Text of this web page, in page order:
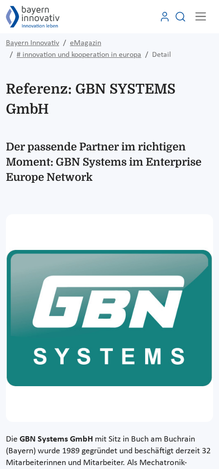
Bayern Innovativ
eMagazin
# innovation und kooperation in europa
Detail
Referenz: GBN SYSTEMS
GmbH
Der passende Partner im richtigen
Moment: GBN Systems im Enterprise
Europe Network
Die GBN Systems GmbH mit Sitz in Buch am Buchrain
(Bayern) wurde 1989 gegründet und beschäftigt derzeit 32
Mitarbeiterinnen und Mitarbeiter. Als Mechatronik-